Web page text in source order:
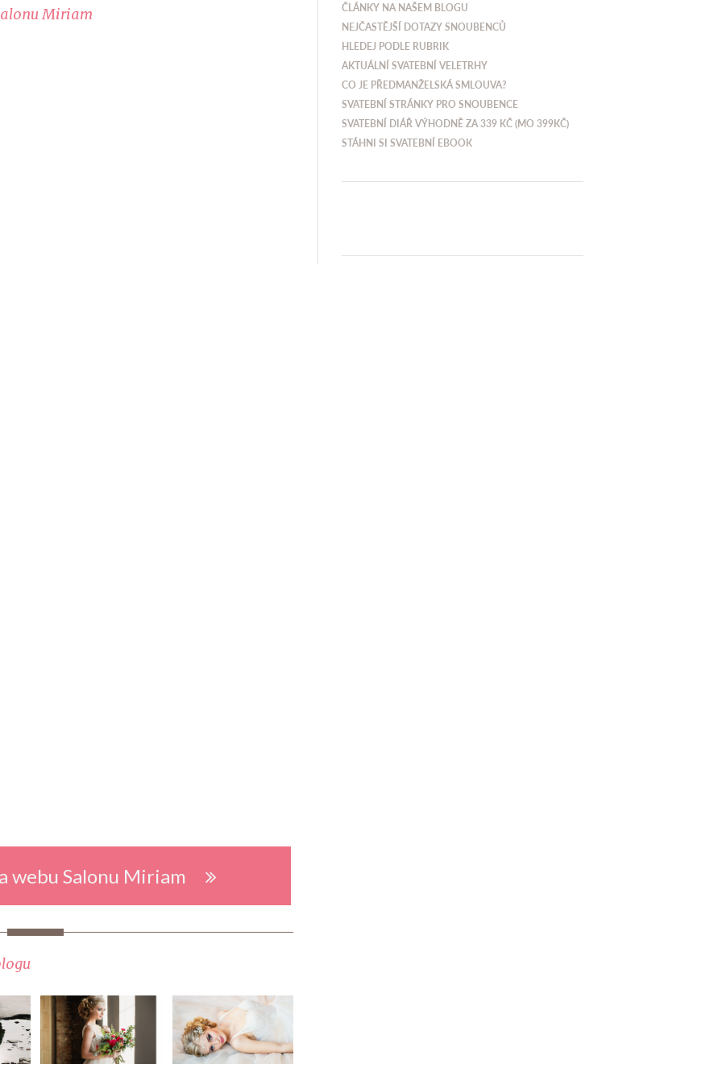
Miriam
webu Salonu Miriam
ČLÁNKY NA NAŠEM BLOGU
NEJČASTĚJŠÍ DOTAZY SNOUBENCŮ
HLEDEJ PODLE RUBRIK
AKTUÁLNÍ SVATEBNÍ VELETRHY
CO JE PŘEDMANŽELSKÁ SMLOUVA?
SVATEBNÍ STRÁNKY PRO SNOUBENCE
SVATEBNÍ DIÁŘ VÝHODNĚ ZA 339 KČ (MO 399KČ)
STÁHNI SI SVATEBNÍ EBOOK